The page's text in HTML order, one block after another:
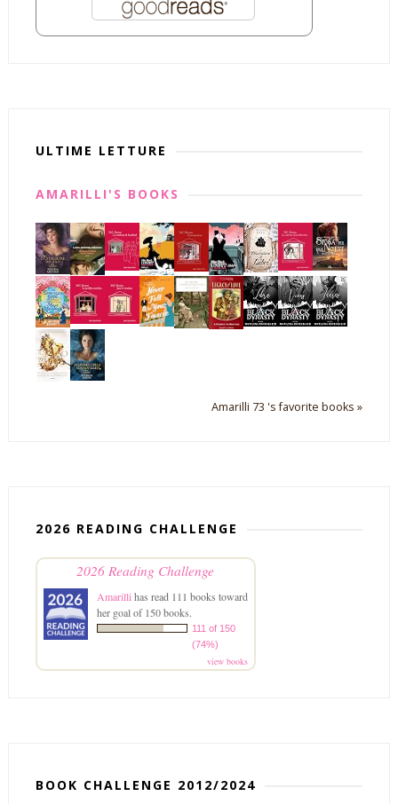
ULTIME LETTURE
AMARILLI'S BOOKS
Amarilli 73 's favorite books »
2026 READING CHALLENGE
2026 Reading Challenge
Amarilli has read 111 books toward
her goal of 150 books.
111 of 150
(74%)
view books
BOOK CHALLENGE 2012/2024